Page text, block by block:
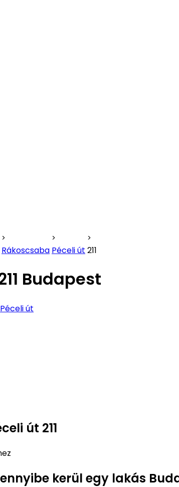
Rákoscsaba Péceli út 211
Budapest
Péceli út
út 211
kerül egy lakás